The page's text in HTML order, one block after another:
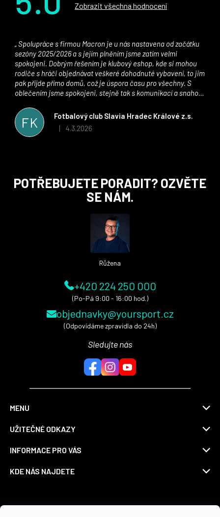
Zobrazit všechna hodnocení
FK
Fotbalový club Slavia Hradec Králové z.s.
Hodnocení obchodu je 5 z 5 hvězdiček.
| 4.3.2026
sezóny 2025/2026 a s jejím plněním jsme zatím velmi
spokojeni. Dobrým řešením je klubový eshop, kde si mohou
rodiče s hráči objednávat veškeré dohodnuté vybavení, to jim
pak přijde přímo domů, což je úspora času pro všechny. S
oblečením jsme spokojeni, stejně tak s komunikací a snahou
stran. Věříme, že v tomto duchu bude spolupráce pokračovat
i nadále, nyní už začínáme řešit i první sady dresů ;)
POTŘEBUJETE PORADIT? OZVĚTE
SE NÁM.
Růžena
+420 224 250 000
(Po-Pá 9:00 - 16:00 hod.)
objednavky@yoursport.cz
(Odpovídáme zpravidla do 24h)
Sledujte nás
MENU
UŽITEČNÉ ODKAZY
INFORMACE PRO VÁS
KDE NÁS NAJDETE